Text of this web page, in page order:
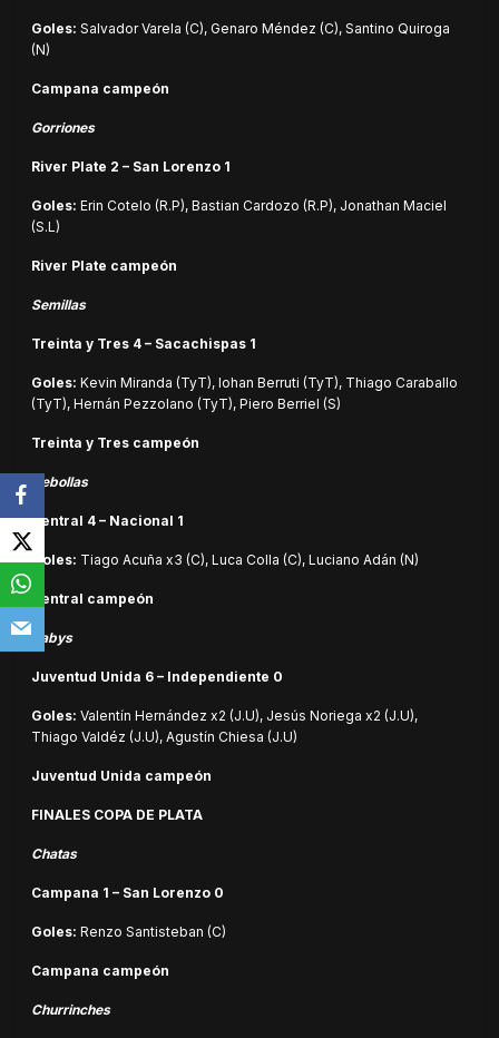
Goles: Salvador Varela (C), Genaro Méndez (C), Santino Quiroga
(N)
Campana campeón
Gorriones
River Plate 2 – San Lorenzo 1
Goles: Erin Cotelo (R.P), Bastian Cardozo (R.P), Jonathan Maciel
(S.L)
River Plate campeón
Semillas
Treinta y Tres 4 – Sacachispas 1
Goles: Kevin Miranda (TyT), Iohan Berruti (TyT), Thiago Caraballo
(TyT), Hernán Pezzolano (TyT), Piero Berriel (S)
Treinta y Tres campeón
Cebollas
Central 4 – Nacional 1
Goles: Tiago Acuña x3 (C), Luca Colla (C), Luciano Adán (N)
Central campeón
Babys
Juventud Unida 6 – Independiente 0
Goles: Valentín Hernández x2 (J.U), Jesús Noriega x2 (J.U),
Thiago Valdéz (J.U), Agustín Chiesa (J.U)
Juventud Unida campeón
FINALES COPA DE PLATA
Chatas
Campana 1 – San Lorenzo 0
Goles: Renzo Santisteban (C)
Campana campeón
Churrinches